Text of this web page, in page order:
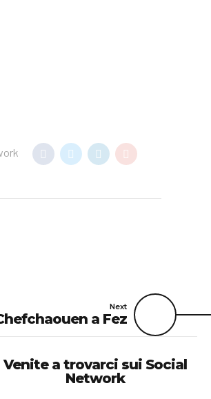
Next
a Fez
Venite a trovarci sui Social
Network